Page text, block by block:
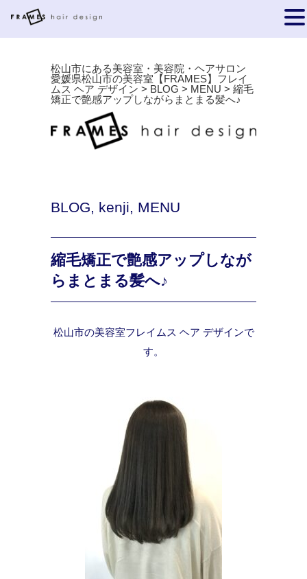
松山市にある美容室・美容院・ヘアサロン
愛媛県松山市の美容室【FRAMES】フレイ
ムス ヘア デザイン > BLOG > MENU > 縮毛
矯正で艶感アップしながらまとまる髪へ♪
BLOG, kenji, MENU
縮毛矯正で艶感アップしなが
らまとまる髪へ♪
松山市の美容室フレイムス ヘア デザインで
す。